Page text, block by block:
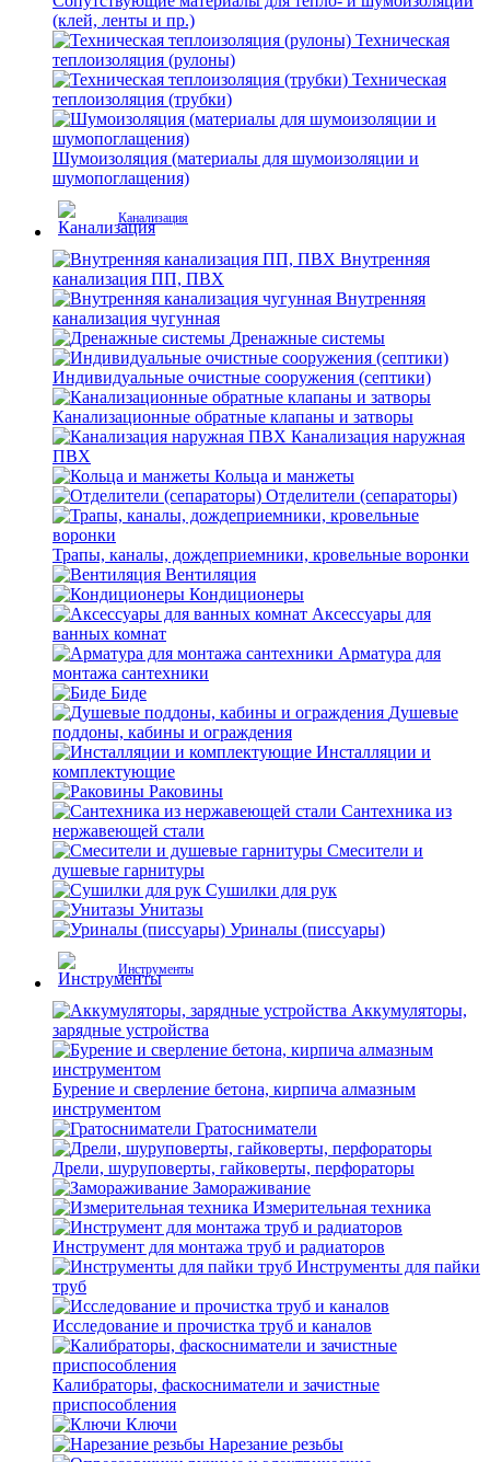
(клей, ленты и пр.)
Техническая
теплоизоляция (рулоны)
Техническая
теплоизоляция (трубки)
Шумоизоляция (материалы для шумоизоляции и
шумопоглащения)
Канализация
Внутренняя
канализация ПП, ПВХ
Внутренняя
канализация чугунная
Дренажные системы
Индивидуальные очистные сооружения (септики)
Канализационные обратные клапаны и затворы
Канализация наружная
ПВХ
Кольца и манжеты
Отделители (сепараторы)
Трапы, каналы, дождеприемники, кровельные воронки
Вентиляция
Кондиционеры
Аксессуары для
ванных комнат
Арматура для
монтажа сантехники
Биде
Душевые
поддоны, кабины и ограждения
Инсталляции и
комплектующие
Раковины
Сантехника из
нержавеющей стали
Смесители и
душевые гарнитуры
Сушилки для рук
Унитазы
Уриналы (писсуары)
Инструменты
Аккумуляторы,
зарядные устройства
Бурение и сверление бетона, кирпича алмазным
инструментом
Гратосниматели
Дрели, шуруповерты, гайковерты, перфораторы
Замораживание
Измерительная техника
Инструмент для монтажа труб и радиаторов
Инструменты для пайки
труб
Исследование и прочистка труб и каналов
Калибраторы, фаскосниматели и зачистные
приспособления
Ключи
Нарезание резьбы